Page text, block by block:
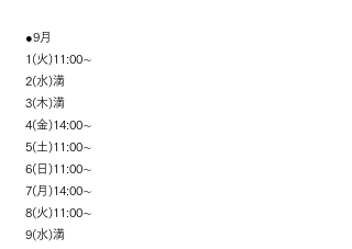
●9月
1(火)11:00∼
2(水)満
3(木)満
4(金)14:00∼
5(土)11:00∼
6(日)11:00∼
7(月)14:00∼
8(火)11:00∼
9(水)満